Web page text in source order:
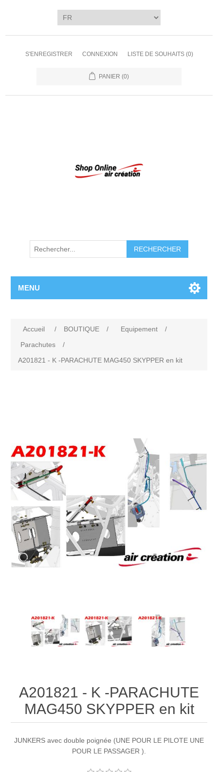
S'ENREGISTRER CONNEXION LISTE DE SOUHAITS (0)
PANIER (0)
RECHERCHER
MENU
Accueil / BOUTIQUE / Equipement
/
Parachutes
/
A201821 - K -PARACHUTE MAG450 SKYPPER en kit
A201821 - K -PARACHUTE
MAG450 SKYPPER en kit
JUNKERS avec double poignée (UNE POUR LE PILOTE UNE
POUR LE PASSAGER ).